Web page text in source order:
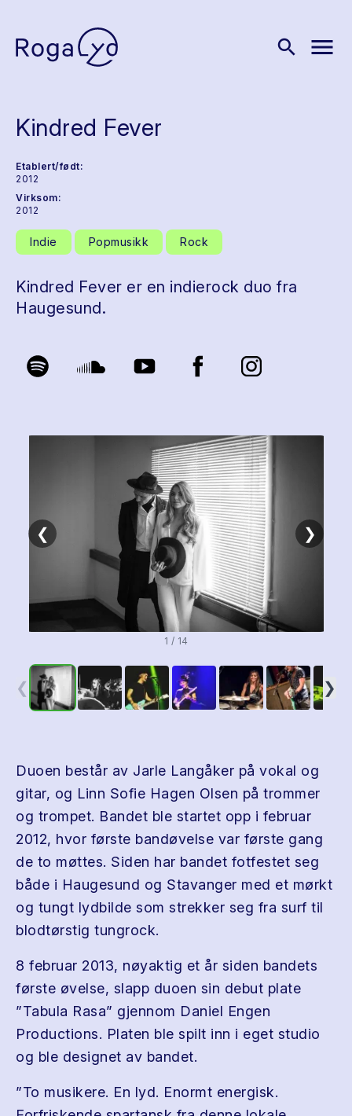
search menu
Kindred Fever
Etablert/født:
2012
Virksom:
2012
Indie Popmusikk Rock
Kindred Fever er en indierock duo fra
Haugesund.
❮ ❯
1 / 14
❮ ❯
Duoen består av Jarle Langåker på vokal og
gitar, og Linn Sofie Hagen Olsen på trommer
og trompet. Bandet ble startet opp i februar
2012, hvor første bandøvelse var første gang
de to møttes. Siden har bandet fotfestet seg
både i Haugesund og Stavanger med et mørkt
og tungt lydbilde som strekker seg fra surf til
blodtørstig tungrock.
8 februar 2013, nøyaktig et år siden bandets
første øvelse, slapp duoen sin debut plate
”Tabula Rasa” gjennom Daniel Engen
Productions. Platen ble spilt inn i eget studio
og ble designet av bandet.
”To musikere. En lyd. Enormt energisk.